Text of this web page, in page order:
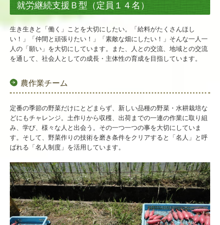
就労継続支援Ｂ型（定員１４名）
生き生きと「働く」ことを大切にしたい。「 給料がたくさんほし
い！」「仲間と頑張りたい！」「素敵な畑にしたい！」そんな一人一
人の「願い」を大切にしています。また、人との交流、地域との交流
を通して、社会人としての成長・主体性の育成を目指しています。
農作業チーム
定番の季節の野菜だけにとどまらず、新しい品種の野菜・水耕栽培な
どにもチャレンジ。土作りから収穫、出荷までの一連の作業に取り組
み、学び、様々な人と出会う。その一つ一つの事を大切にしていま
す。そして、野菜作りの技術を磨き条件をクリアすると「名人」と呼
ばれる「名人制度」を活用しています。